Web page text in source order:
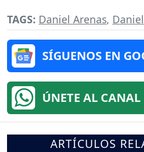
TAGS: Daniel Arenas,
SÍGUENOS EN
ÚNETE AL
ARTÍCULOS